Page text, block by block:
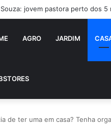
jovem pastora perto dos
AGRO JARDIM
de ter uma em casa? Tenha